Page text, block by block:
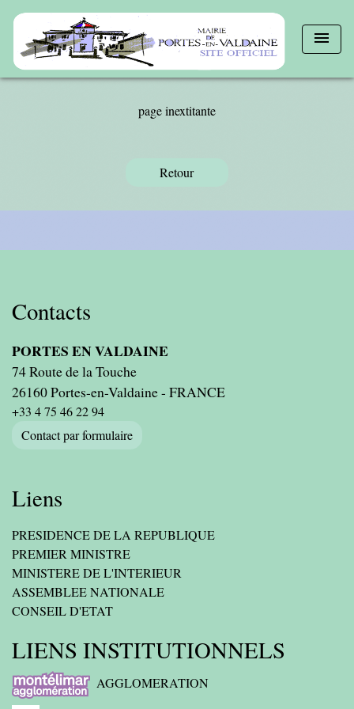
menu
page inextitante
Retour
Contacts
PORTES EN VALDAINE
74 Route de la Touche
26160 Portes-en-Valdaine - FRANCE
+33 4 75 46 22 94
Contact par formulaire
Liens
PRESIDENCE DE LA REPUBLIQUE
PREMIER MINISTRE
MINISTERE DE L'INTERIEUR
ASSEMBLEE NATIONALE
CONSEIL D'ETAT
LIENS INSTITUTIONNELS
AGGLOMERATION